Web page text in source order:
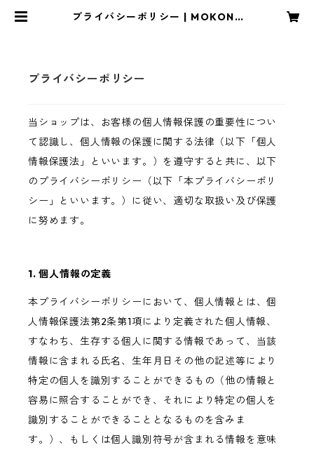
プライバシーポリシー | MOKONR
プライバシーポリシー
当ショップは、お客様の個人情報保護の重要性につい
て認識し、個人情報の保護に関する法律（以下「個人
情報保護法」といいます。）を遵守すると共に、以下
のプライバシーポリシー（以下「本プライバシーポリ
シー」といいます。）に従い、適切な取扱い及び保護
に努めます。
1. 個人情報の定義
本プライバシーポリシーにおいて、個人情報とは、個
人情報保護法第2条第1項により定義された個人情報、
すなわち、生存する個人に関する情報であって、当該
情報に含まれる氏名、生年月日その他の記述等により
特定の個人を識別することができるもの（他の情報と
容易に照合することができ、それにより特定の個人を
識別することができることとなるものを含みま
す。）、もしくは個人識別符号が含まれる情報を意味